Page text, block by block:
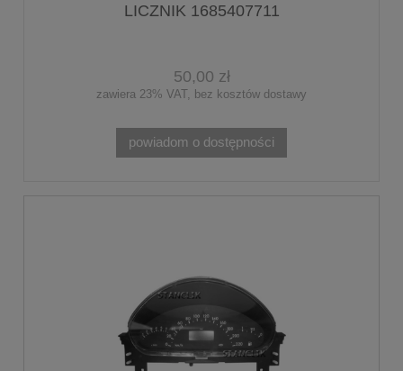
LICZNIK 1685407711
50,00 zł
zawiera 23% VAT, bez kosztów dostawy
powiadom o dostępności